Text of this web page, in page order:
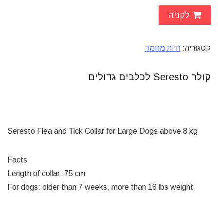
לקניה
קטגוריה: חיות מחמד
קולר Seresto לכלבים גדולים
Seresto Flea and Tick Collar for Large Dogs above 8 kg
Facts
Length of collar: 75 cm
For dogs: older than 7 weeks, more than 18 lbs weight